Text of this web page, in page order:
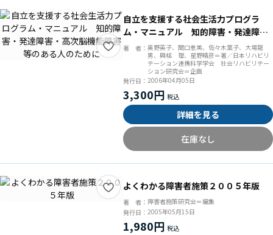
自立を支援する社会生活力プログラ
ム・マニュアル 知的障害・発達障
害・高次脳機能障害等のある人のため
著 者： 奥野英子、関口恵美、佐々木葉子、大場龍
男、興梠 理、星野晴彦＝著／日本リハビリ
テーション連携科学学会 社会リハビリテー
ション研究会＝企画
発行日： 2006年04月05日
3,300円
詳細を見る
在庫なし
よくわかる障害者施策２００５年版
著 者： 障害者施策研究会＝編集
発行日： 2005年05月15日
1,980円